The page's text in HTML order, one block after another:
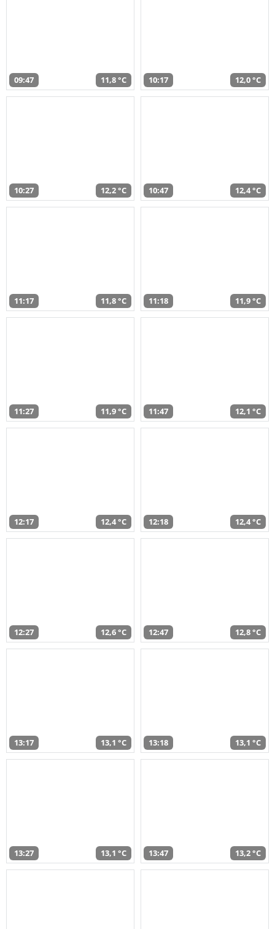
09:47 11,8 °C 10:17 12,0 °C
10:27 12,2 °C 10:47 12,4 °C
11:17 11,8 °C 11:18 11,9 °C
11:27 11,9 °C 11:47 12,1 °C
12:17 12,4 °C 12:18 12,4 °C
12:27 12,6 °C 12:47 12,8 °C
13:17 13,1 °C 13:18 13,1 °C
13:27 13,1 °C 13:47 13,2 °C